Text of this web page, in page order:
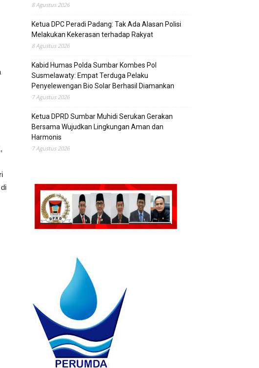
8 Agustus 2026
Ketua DPC Peradi Padang: Tak Ada Alasan Polisi
Melakukan Kekerasan terhadap Rakyat
8 Agustus 2026
Kabid Humas Polda Sumbar Kombes Pol
Susmelawaty: Empat Terduga Pelaku
Penyelewengan Bio Solar Berhasil Diamankan
7 Agustus 2026
Ketua DPRD Sumbar Muhidi Serukan Gerakan
Bersama Wujudkan Lingkungan Aman dan
Harmonis
7 Agustus 2026